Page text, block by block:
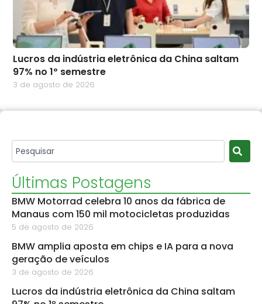
Lucros da indústria eletrônica da China saltam
97% no 1º semestre
3 de agosto de 2026
Últimas Postagens
BMW Motorrad celebra 10 anos da fábrica de
Manaus com 150 mil motocicletas produzidas
5 de agosto de 2026
BMW amplia aposta em chips e IA para a nova
geração de veículos
3 de agosto de 2026
Lucros da indústria eletrônica da China saltam